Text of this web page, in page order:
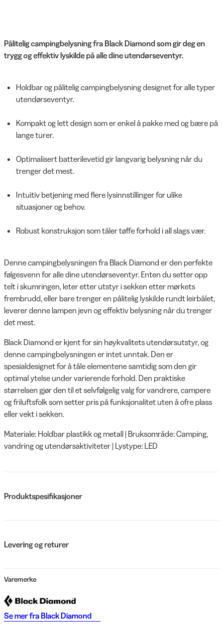
Pålitelig campingbelysning fra Black Diamond som gir deg en
trygg og effektiv lyskilde på alle dine utendørseventyr.
Holdbar og pålitelig campingbelysning designet for alle typer
utendørseventyr.
Kompakt og lett design som er enkel å pakke med og bære på
lange turer.
Optimalisert batterilevetid gir langvarig belysning når du
trenger det mest.
Intuitiv betjening med flere lysinnstillinger for ulike
situasjoner og behov.
Robust konstruksjon som tåler tøffe forhold i all slags vær.
Denne campingbelysningen fra Black Diamond er den perfekte
følgesvenn for alle dine utendørseventyr. Enten du setter opp
telt i skumringen, leter etter utstyr i sekken etter mørkets
frembrudd, eller bare trenger en pålitelig lyskilde rundt leirbålet,
leverer denne lampen jevn og effektiv belysning når du trenger
det mest.
Black Diamond er kjent for sin høykvalitets utendørsutstyr, og
denne campingbelysningen er intet unntak. Den er
spesialdesignet for å tåle elementene samtidig som den gir
optimal ytelse under varierende forhold. Den praktiske
størrelsen gjør den til et selvfølgelig valg for vandrere, campere
og friluftsfolk som setter pris på funksjonalitet uten å ofre plass
eller vekt i sekken.
Materiale: Holdbar plastikk og metall | Bruksområde: Camping,
vandring og utendørsaktiviteter | Lystype: LED
Produktspesifikasjoner
Levering og returer
Varemerke
Se mer fra Black Diamond